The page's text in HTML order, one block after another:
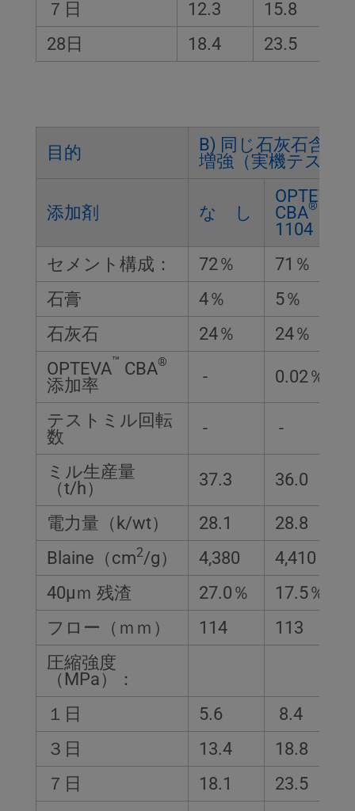
７日
12.3
15.8
28日
18.4 23.5
目的
B) 同じ石灰石含有
増強（実機テスト
添加剤 な し
OPTEVA
CBA®
1104
セメント構成：
72％
71％
石膏
4％
5％
石灰石
24％
24％
OPTEVA™ CBA®
添加率 - 0.02％
テストミル回転
数
- -
ミル生産量
（t/h）
37.3 36.0
電力量（k/wt） 28.1
28.8
Blaine（cm2/g） 4,380
4,410
40μｍ 残渣
27.0％
17.5％
フロー（ｍｍ）
114
113
圧縮強度
（MPa）：
１日
5.6
8.4
３日
13.4
18.8
７日
18.1
23.5